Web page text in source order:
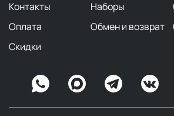
Контакты
Наборы
Оплата
Обмен и возврат
Скидки